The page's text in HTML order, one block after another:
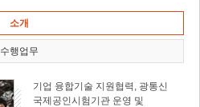
소개
수행업무
기업 융합기술 지원협력, 광통신
국제공인시험기관 운영 및